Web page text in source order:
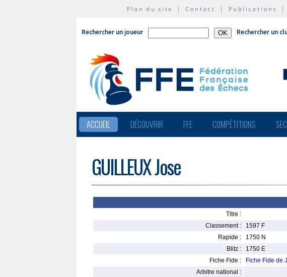
Plan du site | Contact | Publications |
Rechercher un joueur Rechercher un
ACCUEIL DÉCOUVRIR FFE COMPÉTITIONS
GUILLEUX Jose
Titre :
Classement :
1597 F
Rapide :
1750 N
Blitz :
1750 E
Fiche Fide :
Fiche Fide de
Arbitre national :